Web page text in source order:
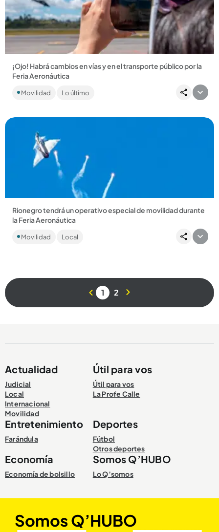
Compartir Noticia
¡Ojo! Habrá cambios en vías y en el transporte público por la
Feria Aeronáutica
La F-AIR 2025 arrancó hoy e irá hasta el próximo domingo y
por eso se dispuso un plan de manejo de tránsito....
Movilidad Lo último
Compartir Noticia
Rionegro tendrá un operativo especial de movilidad durante
la Feria Aeronáutica
aeropuerto José María Córdova espera a 60.000 visitantes
Movilidad Local
1 2
Actualidad
Judicial
Local
Internacional
Movilidad
Útil para vos
Útil para vos
La Profe Calle
Entretenimiento
Farándula
Deportes
Fútbol
Otros deportes
Economía
Economía de bolsillo
Somos Q’HUBO
Lo Q’somos
Somos Q’HUBO